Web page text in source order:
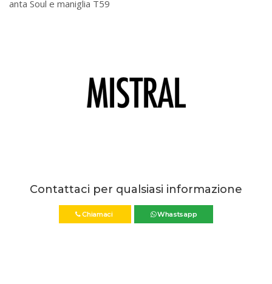
anta Soul e maniglia T59
Contattaci per qualsiasi informazione
Chiamaci Whastsapp